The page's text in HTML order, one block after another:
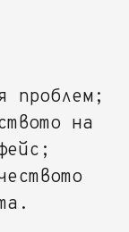
проблем;
на